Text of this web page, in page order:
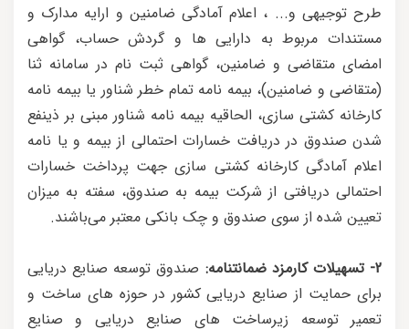
طرح توجیهی و... ، اعلام آمادگی ضامنین و ارایه مدارک و
مستندات مربوط به دارایی ها و گردش حساب، گواهی
امضای متقاضی و ضامنین، گواهی ثبت نام در سامانه ثنا
(متقاضی و ضامنین)، بیمه نامه تمام خطر شناور یا بیمه نامه
کارخانه کشتی سازی، الحاقیه بیمه نامه شناور مبنی بر ذینفع
شدن صندوق در دریافت خسارات احتمالی از بیمه و یا نامه
اعلام آمادگی کارخانه کشتی سازی جهت پرداخت خسارات
احتمالی دریافتی از شرکت بیمه به صندوق، سفته به میزان
تعیین شده از سوی صندوق و چک بانکی معتبر می‌باشند.
2- تسهیلات کارمزد ضمانتنامه:
صندوق توسعه صنایع دریایی
برای حمایت از صنایع دریایی کشور در حوزه های ساخت و
تعمیر توسعه زیرساخت های صنایع دریایی و صنایع